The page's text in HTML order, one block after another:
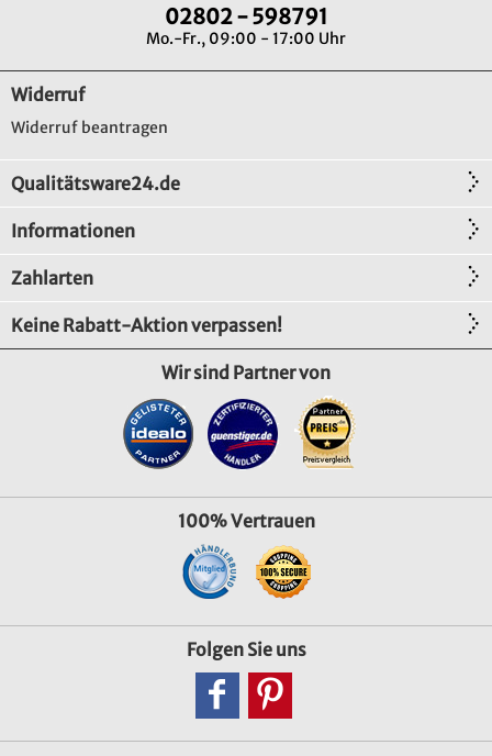
02802 - 598791
Mo.-Fr., 09:00 - 17:00 Uhr
Widerruf
Widerruf beantragen
Qualitätsware24.de
Informationen
Zahlarten
Keine Rabatt-Aktion verpassen!
Wir sind Partner von
100% Vertrauen
Folgen Sie uns